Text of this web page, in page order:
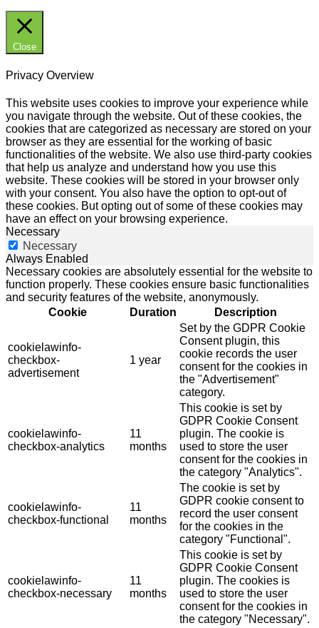
Close
Privacy Overview
This website uses cookies to improve your experience while
you navigate through the website. Out of these cookies, the
cookies that are categorized as necessary are stored on your
browser as they are essential for the working of basic
functionalities of the website. We also use third-party cookies
that help us analyze and understand how you use this
website. These cookies will be stored in your browser only
with your consent. You also have the option to opt-out of
these cookies. But opting out of some of these cookies may
have an effect on your browsing experience.
Necessary
Necessary
Always Enabled
Necessary cookies are absolutely essential for the website to
function properly. These cookies ensure basic functionalities
and security features of the website, anonymously.
Cookie
Duration Description
cookielawinfo-
checkbox-
advertisement
1 year
Set by the GDPR Cookie
Consent plugin, this
cookie records the user
consent for the cookies in
the "Advertisement"
category.
cookielawinfo-
checkbox-analytics
11
months
This cookie is set by
GDPR Cookie Consent
plugin. The cookie is
used to store the user
consent for the cookies in
the category "Analytics".
cookielawinfo-
checkbox-functional
11
months
The cookie is set by
GDPR cookie consent to
record the user consent
for the cookies in the
category "Functional".
cookielawinfo-
checkbox-necessary
11
months
This cookie is set by
GDPR Cookie Consent
plugin. The cookies is
used to store the user
consent for the cookies in
the category "Necessary".